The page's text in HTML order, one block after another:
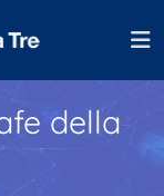
della